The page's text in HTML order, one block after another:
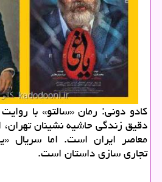
کادو دونی: رمان «سالتو» با
دقیق زندگی حاشیه نشینان تهران،
معاصر ایران است. اما سریال
تجاری سازی داستان است.